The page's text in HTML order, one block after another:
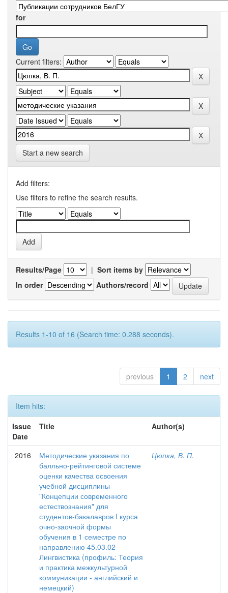
for
Current filters:
Start a new search
Add filters:
Use filters to refine the search results.
Results/Page | Sort items by
In order
Authors/record
Results 1-10 of 16 (Search time: 0.288 seconds).
previous 1 2 next
Item hits:
Issue
Date
Title Author(s)
2016
Методические указания по
балльно-рейтинговой системе
оценки качества освоения
учебной дисциплины
"Концепции современного
естествознания" для
студентов-бакалавров I курса
очно-заочной формы
обучения в 1 семестре по
направлению 45.03.02
Лингвистика (профиль: Теория
и практика межкультурной
коммуникации - английский и
немецкий)
Цюпка, В. П.